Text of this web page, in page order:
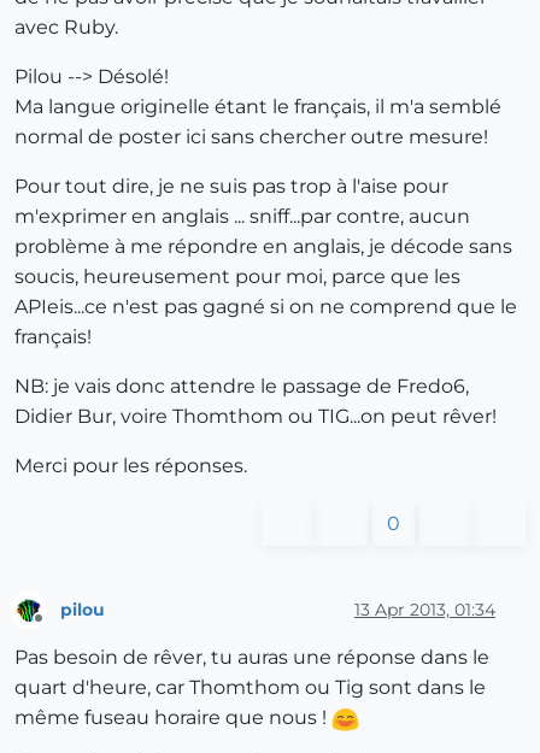
avec Ruby.
Pilou --> Désolé!
Ma langue originelle étant le français, il m'a semblé
normal de poster ici sans chercher outre mesure!
Pour tout dire, je ne suis pas trop à l'aise pour
m'exprimer en anglais ... sniff...par contre, aucun
problème à me répondre en anglais, je décode sans
soucis, heureusement pour moi, parce que les
APIeis...ce n'est pas gagné si on ne comprend que le
français!
NB: je vais donc attendre le passage de Fredo6,
Didier Bur, voire Thomthom ou TIG...on peut rêver!
Merci pour les réponses.
0
pilou 13 Apr 2013, 01:34
Pas besoin de rêver, tu auras une réponse dans le
quart d'heure, car Thomthom ou Tig sont dans le
même fuseau horaire que nous !